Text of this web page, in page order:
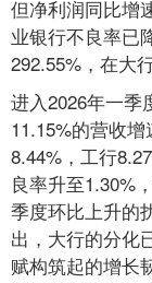
但净利润同比增
业银行不良率已
292.55%，在大
进入2026年一季
11.15%的营收
8.44%，工行
良率升至1.30%
季度环比上升的
出，大行的分化
赋构筑起的增长